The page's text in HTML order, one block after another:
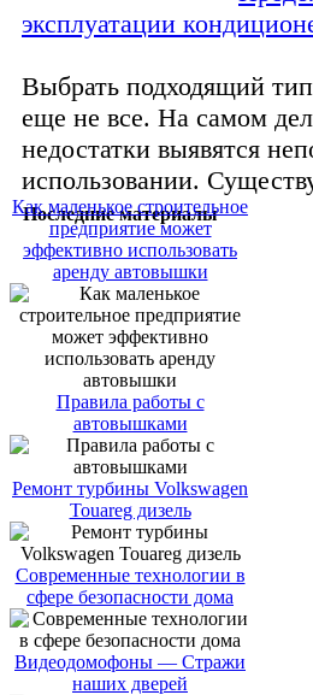
эксплуатации
Выбрать подходящий
еще не все. На самом
недостатки выявятся
использовании.
Последние материалы
Как маленькое строительное
предприятие может
эффективно использовать
аренду автовышки
Правила работы с
автовышками
Ремонт турбины Volkswagen
Touareg дизель
Современные технологии в
сфере безопасности дома
Видеодомофоны — Стражи
наших дверей